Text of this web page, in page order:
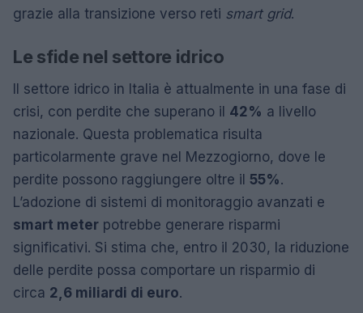
grazie alla transizione verso reti smart grid.
Le sfide nel settore idrico
Il settore idrico in Italia è attualmente in una fase di
crisi, con perdite che superano il 42% a livello
nazionale. Questa problematica risulta
particolarmente grave nel Mezzogiorno, dove le
perdite possono raggiungere oltre il 55%.
L’adozione di sistemi di monitoraggio avanzati e
smart meter potrebbe generare risparmi
significativi. Si stima che, entro il 2030, la riduzione
delle perdite possa comportare un risparmio di
circa 2,6 miliardi di euro.